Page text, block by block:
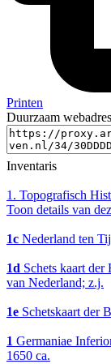
Printen
Duurzaam webadres
Inventaris
1. Topografisch
Toon details van
1c Nederland ten
1d Schets kaart
van Nederland; z.j.
1e Schetskaart der
1 Germaniae
1650 ca.